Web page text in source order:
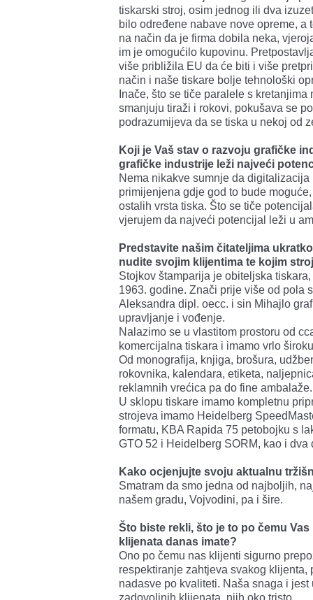
tiskarski stroj, osim jednog ili dva
bilo određene nabave nove opreme, a
na način da je firma dobila neka,
im je omogućilo kupovinu.
više približila EU da će biti i više
način i naše tiskare bolje tehnološki
Inače, što se tiče paralele s
smanjuju tiraži i rokovi, pokušava se
podrazumijeva da se tiska u nekoj od
Koji je Vaš stav o razvoju grafičke
grafičke industrije leži najveći
Nema nikakve sumnje da
primijenjena gdje god to bude
ostalih vrsta tiska. Što se tiče
vjerujem da najveći potencijal leži u
Predstavite našim čitateljima
nudite svojim klijentima te kojim
Stojkov štamparija je obiteljska
1963. godine. Znači prije više od pola
Aleksandra dipl. oecc. i sin Mihajlo
upravljanje i vođenje.
Nalazimo se u vlastitom prostoru od
komercijalna tiskara i imamo vrlo
Od monografija, knjiga, brošura,
rokovnika, kalendara, etiketa,
reklamnih vrećica pa do fine ambalaže.
U sklopu tiskare imamo kompletnu
strojeva imamo Heidelberg
formatu, KBA Rapida 75 petobojku s
GTO 52 i Heidelberg SORM, kao i
Kako ocjenjujte svoju aktualnu
Smatram da smo jedna od najboljih,
našem gradu, Vojvodini, pa i šire.
Što biste rekli, što je to po čemu
klijenata danas imate?
Ono po čemu nas klijenti sigurno
respektiranje zahtjeva svakog klijenta,
nadasve po kvaliteti. Naša snaga i
zadovoljnih klijenata, njih oko tristo.